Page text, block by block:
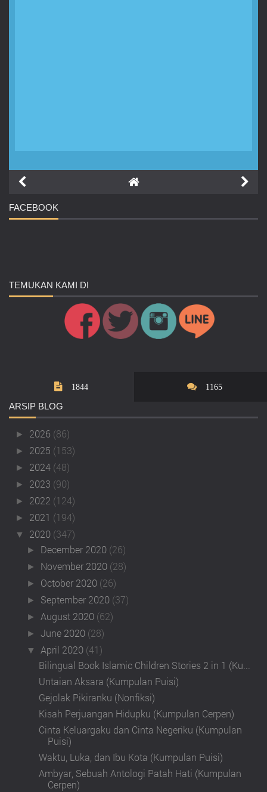
FACEBOOK
TEMUKAN KAMI DI
1844 1165
ARSIP BLOG
► 2026 (86)
► 2025 (153)
► 2024 (48)
► 2023 (90)
► 2022 (124)
► 2021 (194)
▼ 2020 (347)
► December 2020 (26)
► November 2020 (28)
► October 2020 (26)
► September 2020 (37)
►August 2020 (62)
►June 2020 (28)
▼April 2020 (41)
Bilingual Book Islamic Children Stories 2 in 1 (Ku...
Untaian Aksara (Kumpulan Puisi)
Gejolak Pikiranku (Nonfiksi)
Kisah Perjuangan Hidupku (Kumpulan Cerpen)
Cinta Keluargaku dan Cinta Negeriku (Kumpulan
Puisi)
Waktu, Luka, dan Ibu Kota (Kumpulan Puisi)
Ambyar, Sebuah Antologi Patah Hati (Kumpulan
Cerpen)